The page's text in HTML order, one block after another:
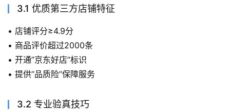
3.1 优质第三方店铺特征
• 店铺评分≥4.9分
• 商品评价超过2000条
• 开通”京东好店”标识
• 提供”品质险”保障服务
3.2 专业验真技巧